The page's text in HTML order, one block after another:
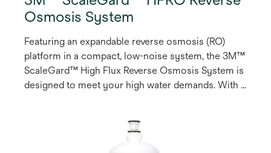
Osmosis System
Featuring an expandable reverse osmosis (RO)
platform in a compact, low-noise system, the 3M™
ScaleGard™ High Flux Reverse Osmosis System is
designed to meet your high water demands. With a
espresso machines, steamers and combi ovens,
making it the perfect filtration solution for coffee